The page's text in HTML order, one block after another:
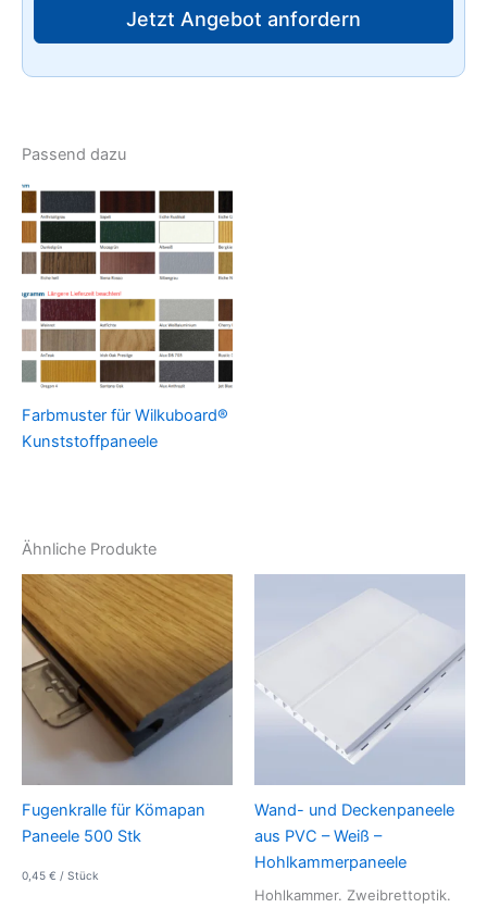
Jetzt Angebot anfordern
Passend dazu
Farbmuster für Wilkuboard®
Kunststoffpaneele
Ähnliche Produkte
Fugenkralle für Kömapan
Paneele 500 Stk
0,45 € / Stück
Wand- und Deckenpaneele
aus PVC – Weiß –
Hohlkammerpaneele
Hohlkammer. Zweibrettoptik.